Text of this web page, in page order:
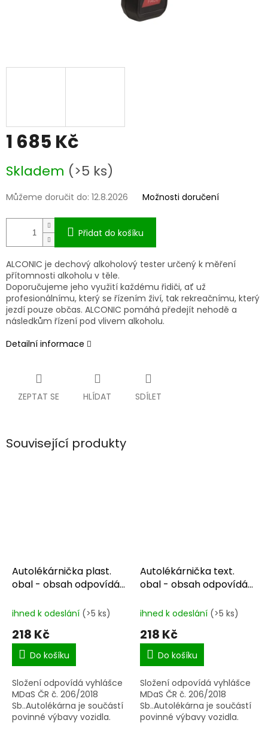
1 685 Kč
cena:
Skladem (>5 ks)
Můžeme doručit do: 12.8.2026 Možnosti doručení
Přidat do košíku
ALCONIC je dechový alkoholový tester určený k měření
přítomnosti alkoholu v těle.
Doporučujeme jeho využití každému řidiči, ať už
profesionálnímu, který se řízením živí, tak rekreačnímu, který
jezdí pouze občas. ALCONIC pomáhá předejít nehodě a
následkům řízení pod vlivem alkoholu.
Detailní informace
ZEPTAT SE HLÍDAT SDÍLET
Související produkty
Autolékárnička plast.
obal - obsah odpovídá
ihned k odeslání (>5 ks)
218 Kč
Do košíku
Složení odpovídá vyhlášce
MDaS ČR č. 206/2018
Sb..Autolékárna je součástí
povinné výbavy vozidla.
Autolékárnička text.
obal - obsah odpovídá
ihned k odeslání (>5 ks)
218 Kč
Do košíku
Složení odpovídá vyhlášce
MDaS ČR č. 206/2018
Sb..Autolékárna je součástí
povinné výbavy vozidla.